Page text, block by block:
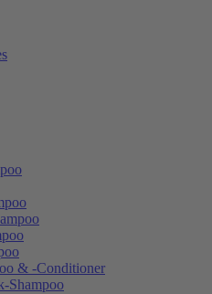
& -Conditioner
Shampoo